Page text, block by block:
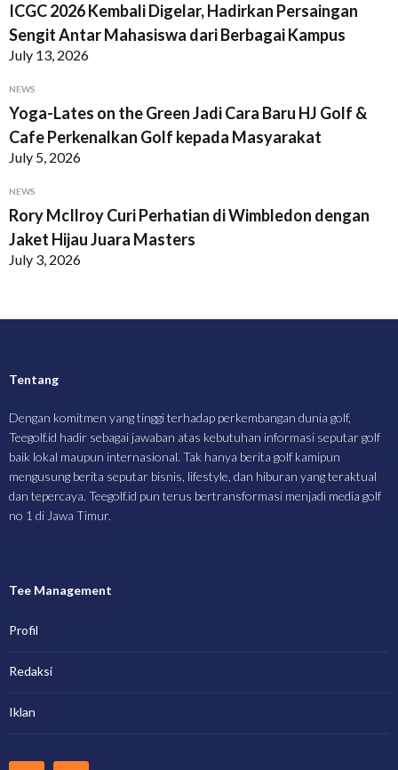
ICGC 2026 Kembali Digelar, Hadirkan Persaingan
Sengit Antar Mahasiswa dari Berbagai Kampus
July 13, 2026
NEWS
Yoga-Lates on the Green Jadi Cara Baru HJ Golf &
Cafe Perkenalkan Golf kepada Masyarakat
July 5, 2026
NEWS
Rory McIlroy Curi Perhatian di Wimbledon dengan
Jaket Hijau Juara Masters
July 3, 2026
Tentang
Dengan komitmen yang tinggi terhadap perkembangan dunia golf,
Teegolf.id hadir sebagai jawaban atas kebutuhan informasi seputar golf
baik lokal maupun internasional. Tak hanya berita golf kamipun
mengusung berita seputar bisnis, lifestyle, dan hiburan yang teraktual
dan tepercaya. Teegolf.id pun terus bertransformasi menjadi media golf
no 1 di Jawa Timur.
Tee Management
Profil
Redaksi
Iklan